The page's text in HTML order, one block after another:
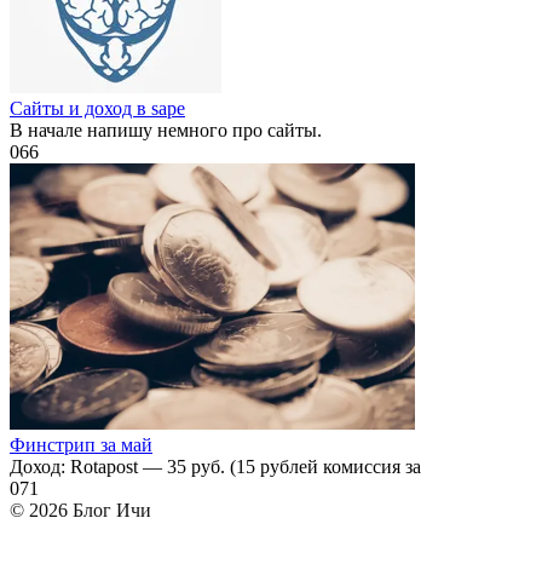
Сайты и доход в sape
В начале напишу немного про сайты.
066
Финстрип за май
Доход: Rotapost — 35 руб. (15 рублей комиссия за
071
© 2026 Блог Ичи